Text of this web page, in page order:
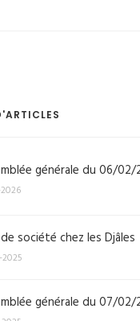
générale du 06/02/
société chez les Djâles
générale du 07/02/